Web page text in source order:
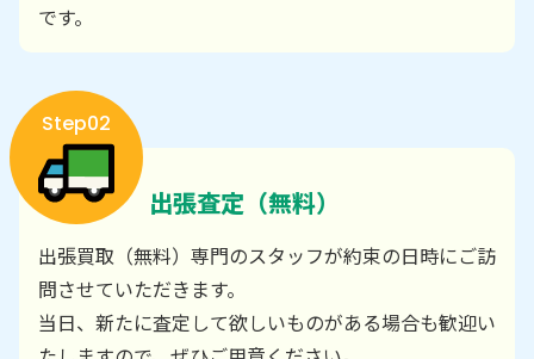
です。
Step02
出張査定（無料）
出張買取（無料）専門のスタッフが約束の日時にご訪
問させていただきます。
当日、新たに査定して欲しいものがある場合も歓迎い